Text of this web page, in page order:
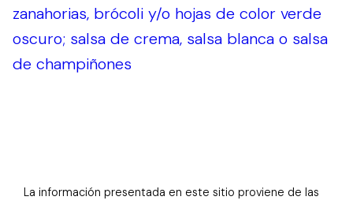
zanahorias, brócoli y/o hojas de color verde
oscuro; salsa de crema, salsa blanca o salsa
de champiñones
La información presentada en este sitio proviene de las